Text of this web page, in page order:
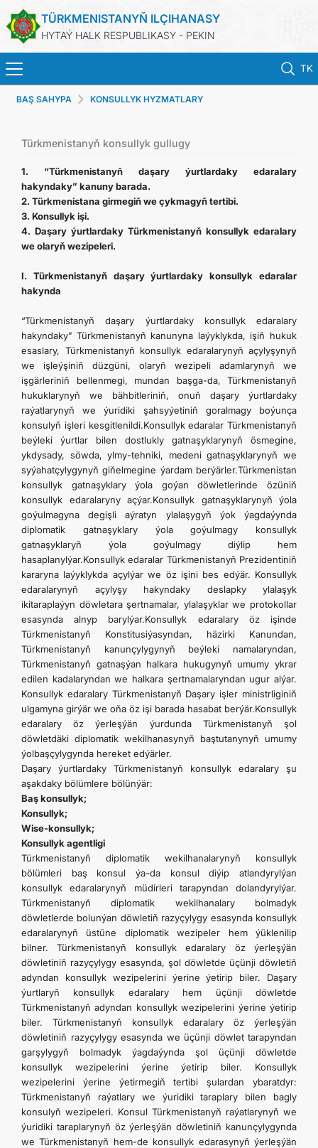
TÜRKMENISTANYŇ ILÇIHANASY
HYTAÝ HALK RESPUBLIKASY - PEKIN
TK
BAŞ SAHYPA
HABARLAR
TÜRKMENISTAN
BAŞ SAHYPA KONSULLYK HYZMATLARY
Türkmenistanyň konsullyk gullugy
1. “Türkmenistanyň daşary ýurtlardaky edaralary
hakyndaky” kanuny barada.
2. Türkmenistana girmegiň we çykmagyň tertibi.
3. Konsullyk işi.
4. Daşary ýurtlardaky Türkmenistanyň konsullyk edaralary
we olaryň wezipeleri.
I. Türkmenistanyň daşary ýurtlardaky konsullyk edaralar
hakynda
“Türkmenistanyň daşary ýurtlardaky konsullyk edaralary
hakyndaky” Türkmenistanyň kanunyna laýyklykda, işiň hukuk
esaslary, Türkmenistanyň konsullyk edaralarynyň açylyşynyň
we işleýşiniň düzgüni, olaryň wezipeli adamlarynyň we
işgärleriniň bellenmegi, mundan başga-da, Türkmenistanyň
hukuklarynyň we bähbitleriniň, onuň daşary ýurtlardaky
raýatlarynyň we ýuridiki şahsyýetiniň goralmagy boýunça
konsulyň işleri kesgitlenildi.Konsullyk edaralar Türkmenistanyň
beýleki ýurtlar bilen dostlukly gatnaşyklarynyň ösmegine,
ykdysady, söwda, ylmy-tehniki, medeni gatnaşyklarynyň we
syýahatçylygynyň giňelmegine ýardam berýärler.Türkmenistan
konsullyk gatnaşyklary ýola goýan döwletlerinde özüniň
konsullyk edaralaryny açýar.Konsullyk gatnaşyklarynyň ýola
goýulmagyna degişli aýratyn ylalaşygyň ýok ýagdaýynda
diplomatik gatnaşyklary ýola goýulmagy konsullyk
gatnaşyklaryň ýola goýulmagy diýlip hem
hasaplanylýar.Konsullyk edaralar Türkmenistanyň Prezidentiniň
kararyna laýyklykda açylýar we öz işini bes edýär. Konsullyk
edaralarynyň açylyşy hakyndaky deslapky ylalaşyk
ikitaraplaýyn döwletara şertnamalar, ylalaşyklar we protokollar
esasynda alnyp barylýar.Konsullyk edaralary öz işinde
Türkmenistanyň Konstitusiýasyndan, häzirki Kanundan,
Türkmenistanyň kanunçylygynyň beýleki namalaryndan,
Türkmenistanyň gatnaşýan halkara hukugynyň umumy ykrar
edilen kadalaryndan we halkara şertnamalaryndan ugur alýar.
Konsullyk edaralary Türkmenistanyň Daşary işler ministrliginiň
ulgamyna girýär we oňa öz işi barada hasabat berýär.Konsullyk
edaralary öz ýerleşýän ýurdunda Türkmenistanyň şol
döwletdäki diplomatik wekilhanasynyň baştutanynyň umumy
ýolbaşçylygynda hereket edýärler.
Daşary ýurtlardaky Türkmenistanyň konsullyk edaralary şu
aşakdaky bölümlere bölünýär:
Baş konsullyk;
Konsullyk;
Wise-konsullyk;
Konsullyk agentligi
Türkmenistanyň diplomatik wekilhanalarynyň konsullyk
bölümleri baş konsul ýa-da konsul diýip atlandyrylýan
konsullyk edaralarynyň müdirleri tarapyndan dolandyrylýar.
Türkmenistanyň diplomatik wekilhanalary bolmadyk
döwletlerde bolunýan döwletiň razyçylygy esasynda konsullyk
edaralarynyň üstüne diplomatik wezipeler hem ýüklenilip
bilner. Türkmenistanyň konsullyk edaralary öz ýerleşýän
döwletiniň razyçylygy esasynda, şol döwletde üçünji döwletiň
adyndan konsullyk wezipelerini ýerine ýetirip biler. Daşary
ýurtlaryň konsullyk edaralary hem üçünji döwletde
Türkmenistanyň adyndan konsullyk wezipelerini ýerine ýetirip
biler. Türkmenistanyň konsullyk edaralary öz ýerleşýän
döwletiniň razyçylygy esasynda we üçünji döwlet tarapyndan
garşylygyň bolmadyk ýagdaýynda şol üçünji döwletde
konsullyk wezipelerini ýerine ýetirip biler. Konsullyk
wezipelerini ýerine ýetirmegiň tertibi şulardan ybaratdyr:
Türkmenistanyň raýatlary we ýuridiki taraplary bilen bagly
konsulyň wezipeleri. Konsul Türkmenistanyň raýatlarynyň we
ýuridiki taraplarynyň öz ýerleşýän döwletiniň kanunçylygynda
we Türkmenistanyň hem-de konsullyk edarasynyň ýerleşýän